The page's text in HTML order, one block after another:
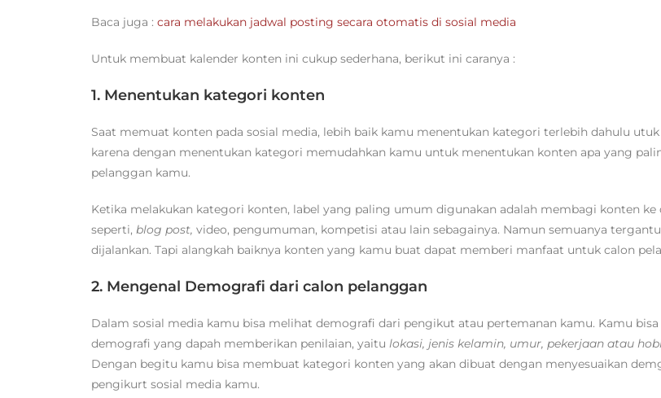
Baca juga : cara melakukan jadwal posting secara otomatis di sosial media
Untuk membuat kalender konten ini cukup sederhana, berikut ini caranya :
1. Menentukan kategori konten
Saat memuat konten pada sosial media, lebih baik kamu menentukan kategori terlebih dahulu
karena dengan menentukan kategori memudahkan kamu untuk menentukan konten apa yang
pelanggan kamu.
Ketika melakukan kategori konten, label yang paling umum digunakan adalah membagi konten
seperti, blog post, video, pengumuman, kompetisi atau lain sebagainya. Namun semuanya
dijalankan. Tapi alangkah baiknya konten yang kamu buat dapat memberi manfaat untuk calon
2. Mengenal Demografi dari calon pelanggan
Dalam sosial media kamu bisa melihat demografi dari pengikut atau pertemanan kamu. Kamu
demografi yang dapah memberikan penilaian, yaitu lokasi, jenis kelamin, umur, pekerjaan atau
Dengan begitu kamu bisa membuat kategori konten yang akan dibuat dengan menyesuaikan
pengikurt sosial media kamu.